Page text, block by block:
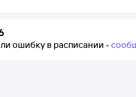
ошибку в расписании -